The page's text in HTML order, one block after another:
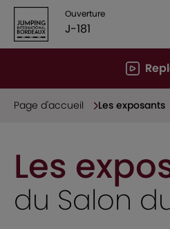
Ouverture
J-181
Page d'accueil Les exposants
Les
du Salon